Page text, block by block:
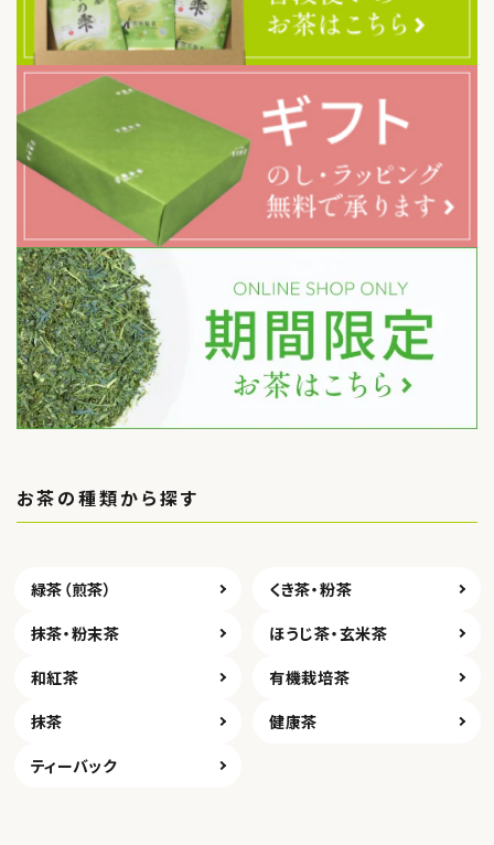
お茶の種類から探す
緑茶（煎茶）
くき茶・粉茶
抹茶・粉末茶
ほうじ茶・玄米茶
和紅茶
有機栽培茶
抹茶
健康茶
ティーバック